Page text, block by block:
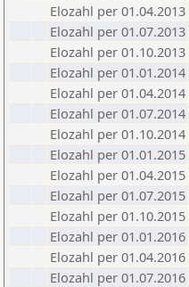
Elozahl per 01.04.2013
Elozahl per 01.07.2013
Elozahl per 01.10.2013
Elozahl per 01.01.2014
Elozahl per 01.04.2014
Elozahl per 01.07.2014
Elozahl per 01.10.2014
Elozahl per 01.01.2015
Elozahl per 01.04.2015
Elozahl per 01.07.2015
Elozahl per 01.10.2015
Elozahl per 01.01.2016
Elozahl per 01.04.2016
Elozahl per 01.07.2016